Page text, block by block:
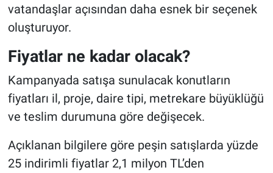
vatandaşlar açısından daha esnek bir seçenek
oluşturuyor.
Fiyatlar ne kadar olacak?
Kampanyada satışa sunulacak konutların
fiyatları il, proje, daire tipi, metrekare büyüklüğü
ve teslim durumuna göre değişecek.
Açıklanan bilgilere göre peşin satışlarda yüzde
25 indirimli fiyatlar 2,1 milyon TL’den